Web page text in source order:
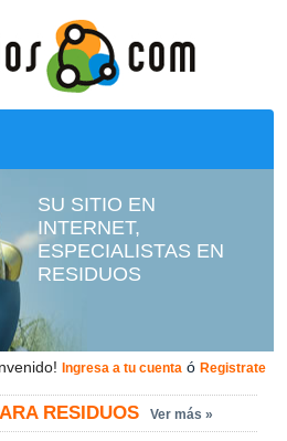
SU SITIO EN
INTERNET,
ESPECIALISTAS EN
RESIDUOS
Ingresa a tu cuenta ó Registrate
RESIDUOS Ver más »